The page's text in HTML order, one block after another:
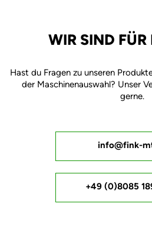
WIR SIND
Hast du Fragen zu unseren
der Maschinenauswahl? Unser
gerne.
info@fink-
+49 (0)8085